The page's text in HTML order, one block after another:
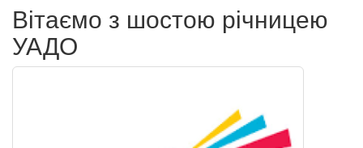
Вітаємо з шостою річницею
УАДО